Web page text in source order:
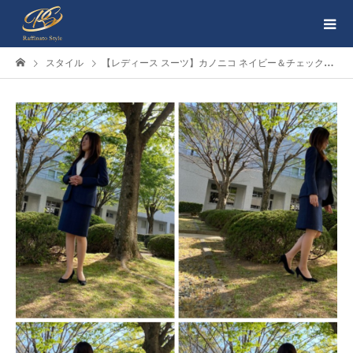
スタイル 【レディース スーツ】カノニコ ネイビー＆チェック柄